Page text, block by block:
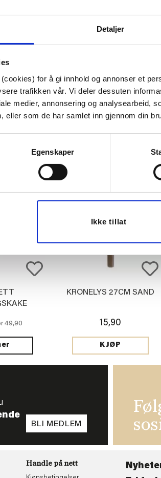
Detaljer
for å gi innhold og annonser et
trafikken vår. Vi deler dessuten
medier, annonsering og analysearbeid,
eller som de har samlet inn gjennom din
Egenskaper
Ikke tillat
Høyde:
Last ned
49,90
KRONELYS 27CM SAND
15,90
KJØP
BLI MEDLEM
Handle på nett